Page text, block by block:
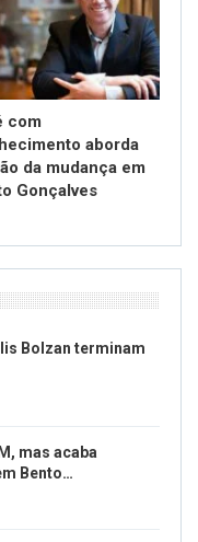
com
aborda
da mudança em
Gonçalves
Bolzan terminam
mas acaba
Bento…